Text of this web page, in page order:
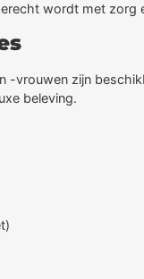
wordt met
-vrouwen zijn
beleving.